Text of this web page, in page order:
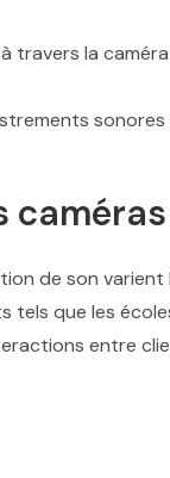
travers la
de son
que les
entre